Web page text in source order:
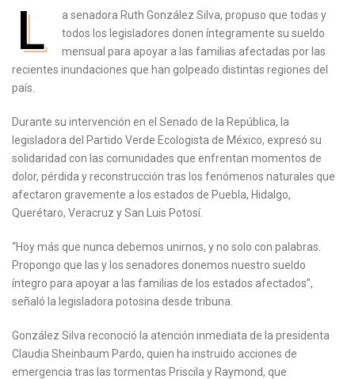
L
a senadora Ruth González Silva, propuso que todas y
todos los legisladores donen íntegramente su sueldo
mensual para apoyar a las familias afectadas por las
recientes inundaciones que han golpeado distintas regiones del
país.
Durante su intervención en el Senado de la República, la
legisladora del Partido Verde Ecologista de México, expresó su
solidaridad con las comunidades que enfrentan momentos de
dolor, pérdida y reconstrucción tras los fenómenos naturales que
afectaron gravemente a los estados de Puebla, Hidalgo,
Querétaro, Veracruz y San Luis Potosí.
“Hoy más que nunca debemos unirnos, y no solo con palabras.
Propongo que las y los senadores donemos nuestro sueldo
íntegro para apoyar a las familias de los estados afectados”,
señaló la legisladora potosina desde tribuna.
González Silva reconoció la atención inmediata de la presidenta
Claudia Sheinbaum Pardo, quien ha instruido acciones de
emergencia tras las tormentas Priscila y Raymond, que